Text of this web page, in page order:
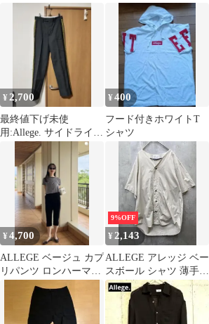
コスプレセット
¥ 2,700
最終値下げ未使
用:Allege. サイドライン
レース テープ パンツ
¥400
フード付きホワイトT
シャツ
¥4,700
ALLEGE ベージュ カプ
リパンツ ロンハーマ
ン ZARA
9%OFF
¥ 2,143
ALLEGE アレッジ ベー
スボール シャツ 薄手 V
ネック size2/ベージュ
■◆ メンズ